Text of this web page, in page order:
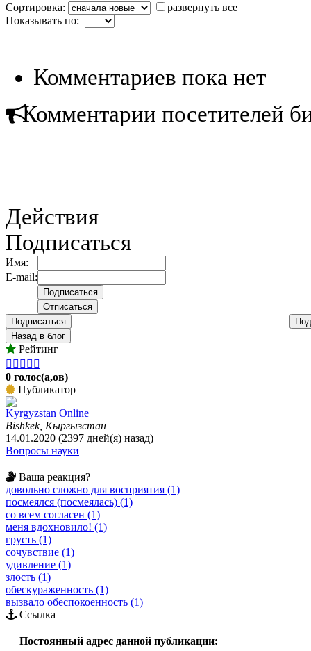
Сортировка:
развернуть все
Показывать по:
Комментариев пока нет
Комментарии посетителей
Действия
Подписаться
Имя:
E-mail:
Подписаться
Назад в блог
Рейтинг
    
0 голос(а,ов)
Публикатор
Kyrgyzstan Online
Bishkek, Кыргызстан
14.01.2020 (2397 дней(я) назад)
Вопросы науки
Ваша реакция?
довольно сложно для восприятия (1)
посмеялся (посмеялась) (1)
со всем согласен (1)
меня вдохновило! (1)
грусть (1)
сочувствие (1)
удивление (1)
злость (1)
обескураженность (1)
вызвало обеспокоенность (1)
Ссылка
Постоянный адрес данной публикации: